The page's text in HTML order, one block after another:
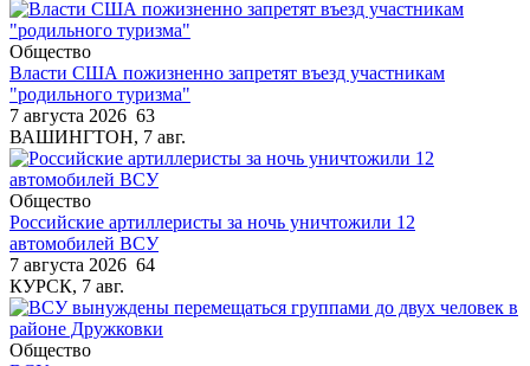
Общество
Власти США пожизненно запретят въезд участникам
"родильного туризма"
7 августа 2026 63
ВАШИНГТОН, 7 авг.
Общество
Российские артиллеристы за ночь уничтожили 12
автомобилей ВСУ
7 августа 2026 64
КУРСК, 7 авг.
Общество